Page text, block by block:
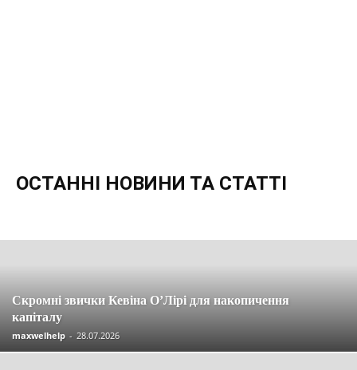
ОСТАННІ НОВИНИ ТА СТАТТІ
Скромні звички Кевіна О’Лірі для накопичення
капіталу
maxwelhelp - 28.07.2026